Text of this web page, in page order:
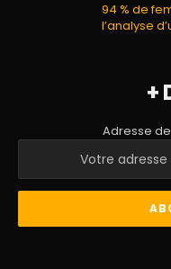
94 % de
l’analyse
+
Adresse